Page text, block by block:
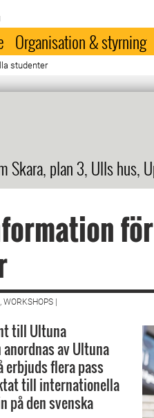
Organisation & styrning
studenter
Skara, plan 3, Ulls hus,
|
till Ultuna
av Ultuna
erbjuds flera pass
till internationella
på den svenska